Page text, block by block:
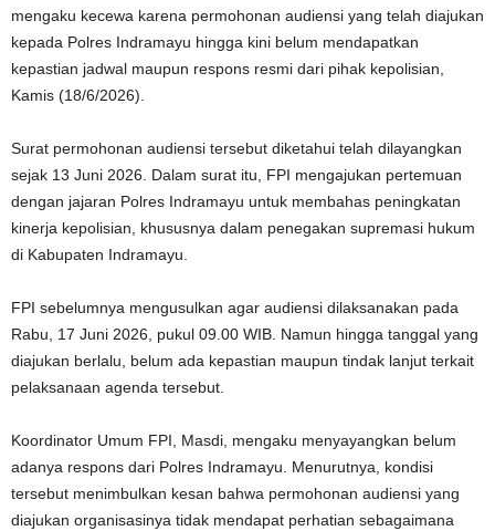
mengaku kecewa karena permohonan audiensi yang telah diajukan
kepada Polres Indramayu hingga kini belum mendapatkan
kepastian jadwal maupun respons resmi dari pihak kepolisian,
Kamis (18/6/2026).
Surat permohonan audiensi tersebut diketahui telah dilayangkan
sejak 13 Juni 2026. Dalam surat itu, FPI mengajukan pertemuan
dengan jajaran Polres Indramayu untuk membahas peningkatan
kinerja kepolisian, khususnya dalam penegakan supremasi hukum
di Kabupaten Indramayu.
FPI sebelumnya mengusulkan agar audiensi dilaksanakan pada
Rabu, 17 Juni 2026, pukul 09.00 WIB. Namun hingga tanggal yang
diajukan berlalu, belum ada kepastian maupun tindak lanjut terkait
pelaksanaan agenda tersebut.
Koordinator Umum FPI, Masdi, mengaku menyayangkan belum
adanya respons dari Polres Indramayu. Menurutnya, kondisi
tersebut menimbulkan kesan bahwa permohonan audiensi yang
diajukan organisasinya tidak mendapat perhatian sebagaimana